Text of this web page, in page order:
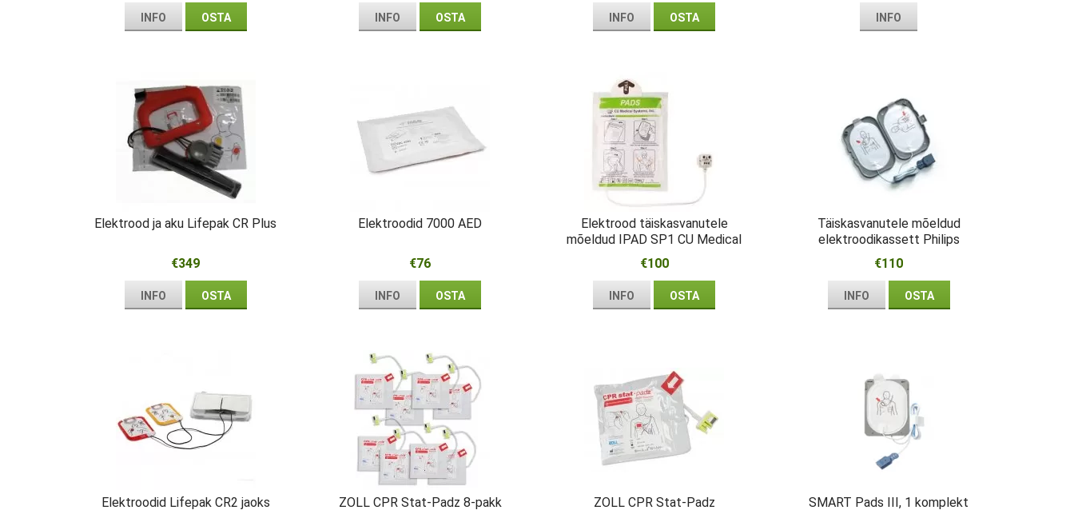
INFO OSTA INFO OSTA INFO OSTA INFO
Elektrood ja aku Lifepak CR Plus
€349
INFO OSTA
Elektroodid 7000 AED
€76
INFO OSTA
Elektrood täiskasvanutele
mõeldud IPAD SP1 CU Medical
€100
INFO OSTA
Täiskasvanutele mõeldud
elektroodikassett Philips
HeartStart FRx
€110
INFO OSTA
Elektroodid Lifepak CR2 jaoks ZOLL CPR Stat-Padz 8-pakk ZOLL CPR Stat-Padz SMART Pads III, 1 komplekt